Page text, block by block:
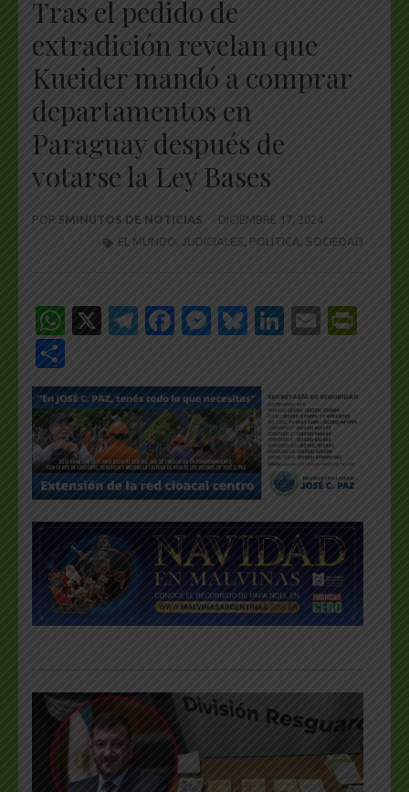
Tras el pedido de
extradición revelan que
Kueider mandó a comprar
departamentos en
Paraguay después de
votarse la Ley Bases
POR 5MINUTOS DE NOTICIAS
DICIEMBRE 17, 2024
EL MUNDO
JUDICIALES , POLÍTICA, SOCIEDAD
WhatsApp
X Telegram
Facebook
Messenger
Bluesky
LinkedIn
Email